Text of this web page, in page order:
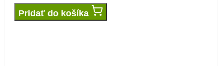
Pridať do košíka